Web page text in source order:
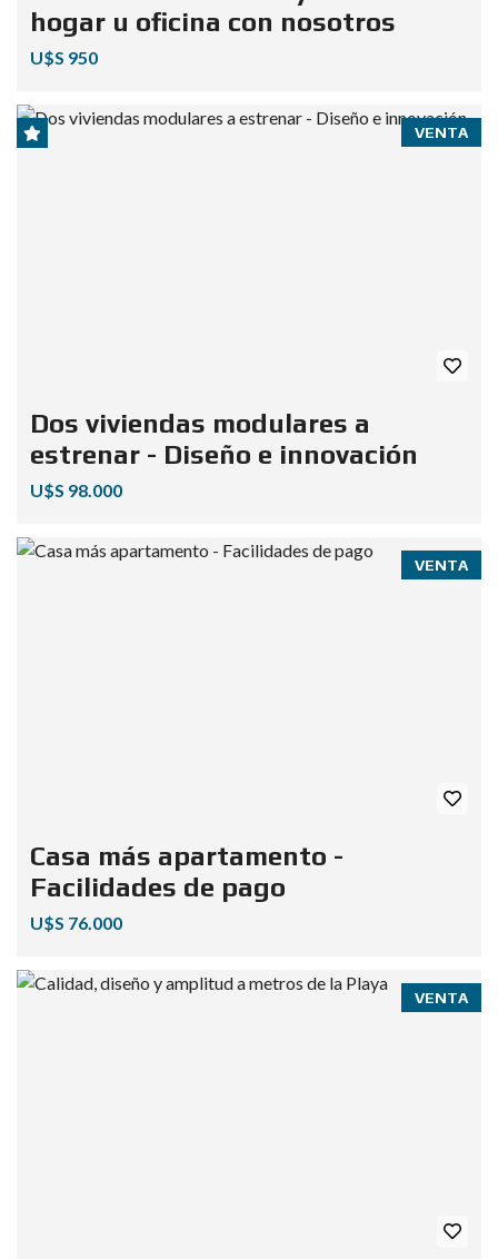
hogar u oficina con nosotros
U$S 950
VENTA
Dos viviendas modulares a
estrenar - Diseño e innovación
U$S 98.000
VENTA
Casa más apartamento -
Facilidades de pago
U$S 76.000
VENTA